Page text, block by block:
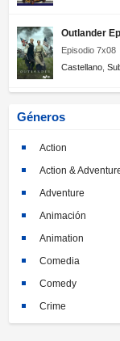
Outlander
Episodio 7x08
Castellano
Géneros
Action
Action &
Adventure
Animación
Animation
Comedia
Comedy
Crime